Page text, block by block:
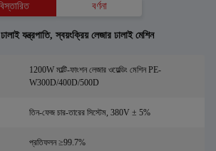
বর্ণনা
যন্ত্রপাতি,স্বয়ংক্রিয় লেজার ঢালাই মেশিন
1200W মাল্টি-ফাংশন লেজার ওয়েল্ডিং মেশিন PE-
W300D/400D/500D
তিন-ফেজ চার-তারের সিস্টেম, 380V ± 5%
প্রতিফলন ≥99.7%